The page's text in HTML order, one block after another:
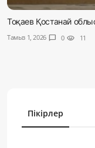
Тоқаев Қостанай
Тамыз 1, 2026 chat_bubble 0 visibility 11
Пікірлер